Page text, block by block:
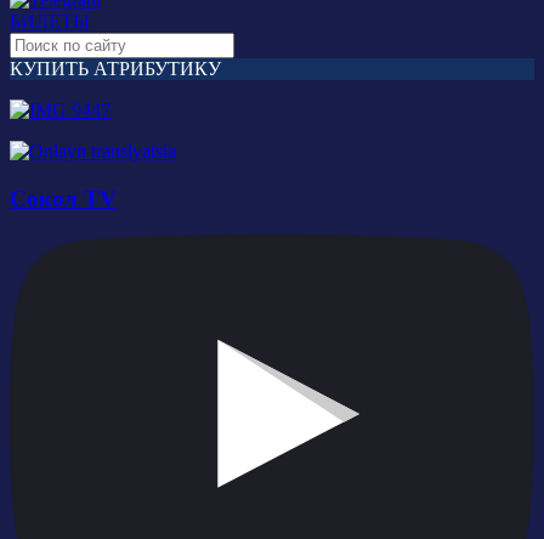
БИЛЕТЫ
КУПИТЬ АТРИБУТИКУ
Сокол TV